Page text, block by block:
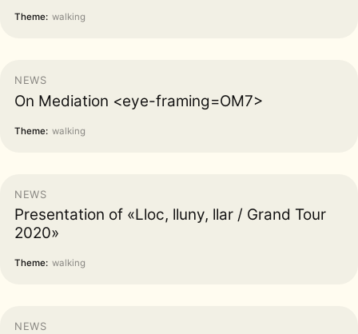
Theme: walking
NEWS
On Mediation <eye-framing=OM7>
Theme: walking
NEWS
Presentation of «Lloc, lluny, llar / Grand Tour
2020»
Theme: walking
NEWS